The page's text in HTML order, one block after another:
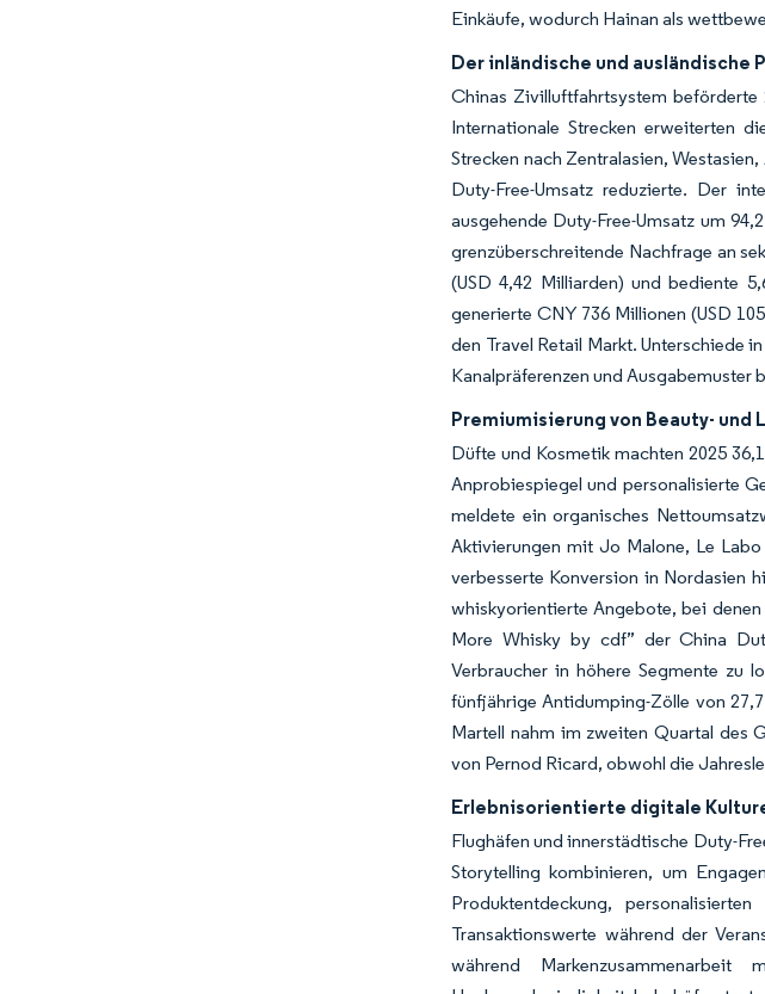
Einkäufe, wodurch Hainan als
Der inländische und ausländische
Chinas Zivilluftfahrtsystem beförderte
Internationale Strecken erweiterten
Strecken nach Zentralasien,
Duty-Free-Umsatz reduzierte. Der
ausgehende Duty-Free-Umsatz um
grenzüberschreitende Nachfrage an
(USD 4,42 Milliarden) und bediente
generierte CNY 736 Millionen (USD
den Travel Retail Markt. Unterschiede
Kanalpräferenzen und Ausgabemuster
Premiumisierung von Beauty-
Düfte und Kosmetik machten 2025
Anprobiespiegel und personalisierte
meldete ein organisches
Aktivierungen mit Jo Malone, Le
verbesserte Konversion in Nordasien
whiskyorientierte Angebote, bei
More Whisky by cdf” der China
Verbraucher in höhere Segmente zu
fünfjährige Antidumping-Zölle von
Martell nahm im zweiten Quartal des
von Pernod Ricard, obwohl die
Erlebnisorientierte digitale
Flughäfen und innerstädtische Duty-
Storytelling kombinieren, um
Produktentdeckung,
Transaktionswerte während der
während